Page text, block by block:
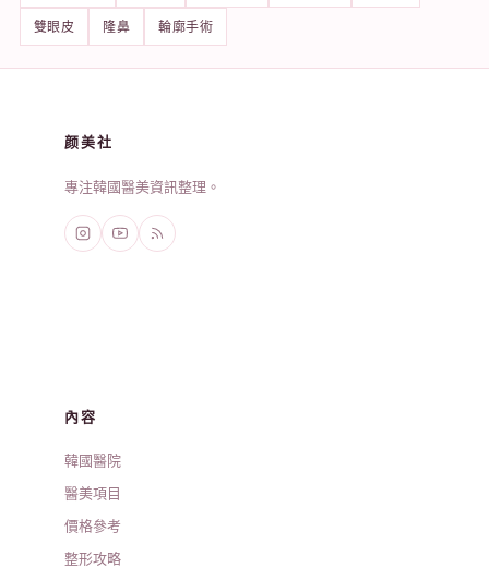
雙眼皮 隆鼻 輪廓手術
颜美社
專注韓國醫美資訊整理。
內容
韓國醫院
醫美項目
價格參考
整形攻略